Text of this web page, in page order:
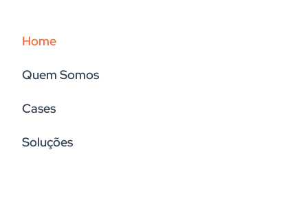
Home
Quem Somos
Cases
Soluções